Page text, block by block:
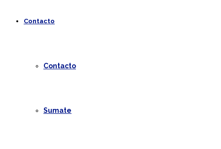
Contacto
Contacto
Sumate